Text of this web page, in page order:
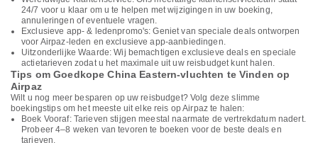
24/7 voor u klaar om u te helpen met wijzigingen in uw boeking,
annuleringen of eventuele vragen.
Exclusieve app- & ledenpromo's: Geniet van speciale deals ontworpen
voor Airpaz-leden en exclusieve app-aanbiedingen.
Uitzonderlijke Waarde: Wij bemachtigen exclusieve deals en speciale
actietarieven zodat u het maximale uit uw reisbudget kunt halen.
Tips om Goedkope China Eastern-vluchten te Vinden op
Airpaz
Wilt u nog meer besparen op uw reisbudget? Volg deze slimme
boekingstips om het meeste uit elke reis op Airpaz te halen:
Boek Vooraf: Tarieven stijgen meestal naarmate de vertrekdatum nadert.
Probeer 4–8 weken van tevoren te boeken voor de beste deals en
tarieven.